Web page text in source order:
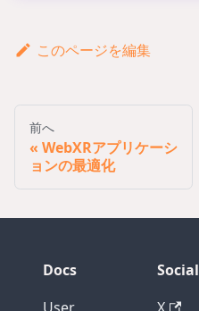
このページを編集
前へ
WebXRアプリケーシ
ョンの最適化
Docs
Social